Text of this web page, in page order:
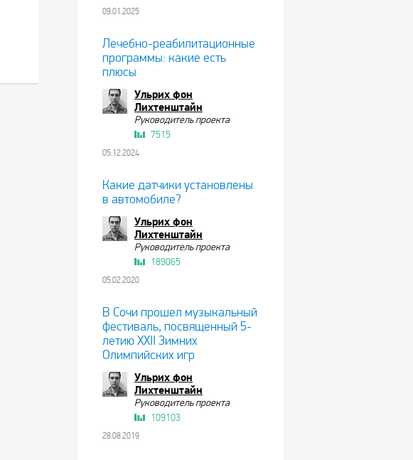
09.01.2025
Лечебно-реабилитационные
программы: какие есть
плюсы
Ульрих фон
Лихтенштайн
Руководитель проекта
7515
05.12.2024
Какие датчики установлены
в автомобиле?
Ульрих фон
Лихтенштайн
Руководитель проекта
189065
05.02.2020
В Сочи прошел музыкальный
фестиваль, посвященный 5-
летию XXII Зимних
Олимпийских игр
Ульрих фон
Лихтенштайн
Руководитель проекта
109103
28.08.2019